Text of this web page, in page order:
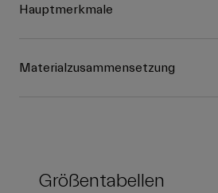
Hauptmerkmale
Materialzusammensetzung
Größentabellen